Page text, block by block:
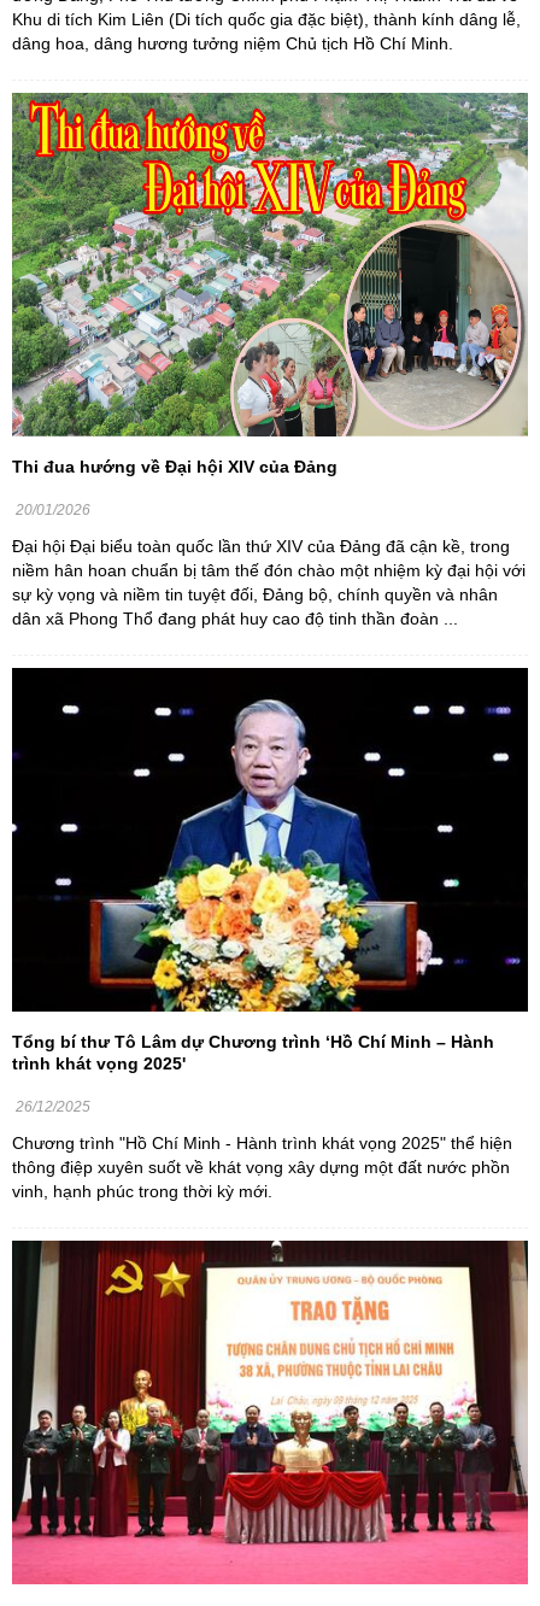
Khu di tích Kim Liên (Di tích quốc gia đặc biệt), thành kính dâng lễ,
dâng hoa, dâng hương tưởng niệm Chủ tịch Hồ Chí Minh.
Thi đua hướng về Đại hội XIV của Đảng
20/01/2026
Đại hội Đại biểu toàn quốc lần thứ XIV của Đảng đã cận kề, trong
niềm hân hoan chuẩn bị tâm thế đón chào một nhiệm kỳ đại hội với
sự kỳ vọng và niềm tin tuyệt đối, Đảng bộ, chính quyền và nhân
dân xã Phong Thổ đang phát huy cao độ tinh thần đoàn ...
Tổng bí thư Tô Lâm dự Chương trình ‘Hồ Chí Minh – Hành
trình khát vọng 2025'
26/12/2025
Chương trình "Hồ Chí Minh - Hành trình khát vọng 2025" thể hiện
thông điệp xuyên suốt về khát vọng xây dựng một đất nước phồn
vinh, hạnh phúc trong thời kỳ mới.